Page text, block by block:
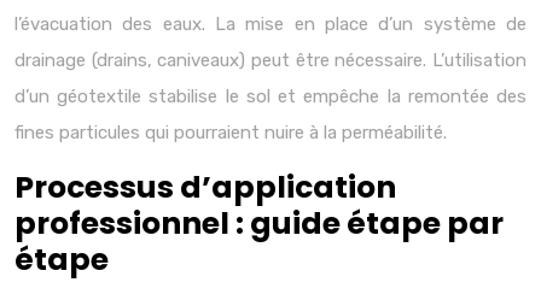
l’évacuation des eaux. La mise en place d’un système de
drainage (drains, caniveaux) peut être nécessaire. L’utilisation
d’un géotextile stabilise le sol et empêche la remontée des
fines particules qui pourraient nuire à la perméabilité.
Processus d’application
professionnel : guide étape par
étape